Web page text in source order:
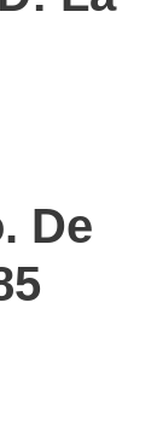
De